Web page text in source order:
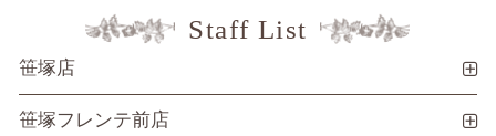
Staff List
笹塚店
笹塚フレンテ前店